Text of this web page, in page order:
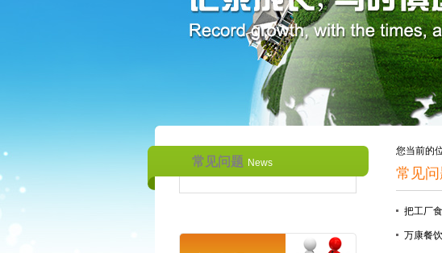
常见问题 News
您当前的
常见问
把工厂
万康餐